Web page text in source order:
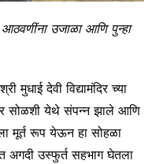
उजाळा आणि पुन्हा
मुधाई देवी विद्यामंदिर च्या
सोळशी येथे संपन्न झाले आणि
मूर्त रूप येऊन हा सोहळा
अगदी उस्फुर्त सहभाग घेतला